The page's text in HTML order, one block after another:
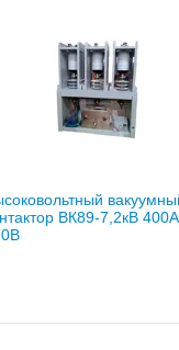
ВК89-7,2кВ 400А